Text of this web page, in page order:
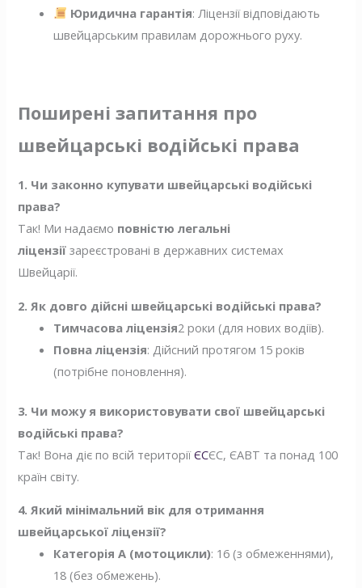
Юридична гарантія: Ліцензії відповідають
швейцарським правилам дорожнього руху.
Поширені запитання про
швейцарські водійські права
1. Чи законно купувати швейцарські водійські
права?
Так! Ми надаємо повністю легальні
ліцензії зареєстровані в державних системах
Швейцарії.
2. Як довго дійсні швейцарські водійські права?
Тимчасова ліцензія2 роки (для нових водіїв).
Повна ліцензія: Дійсний протягом 15 років
(потрібне поновлення).
3. Чи можу я використовувати свої швейцарські
водійські права?
Так! Вона діє по всій територіїЄСЄС, ЄАВТ та понад 100
країн світу.
4. Який мінімальний вік для отримання
швейцарської ліцензії?
Категорія A (мотоцикли): 16 (з обмеженнями),
18 (без обмежень).